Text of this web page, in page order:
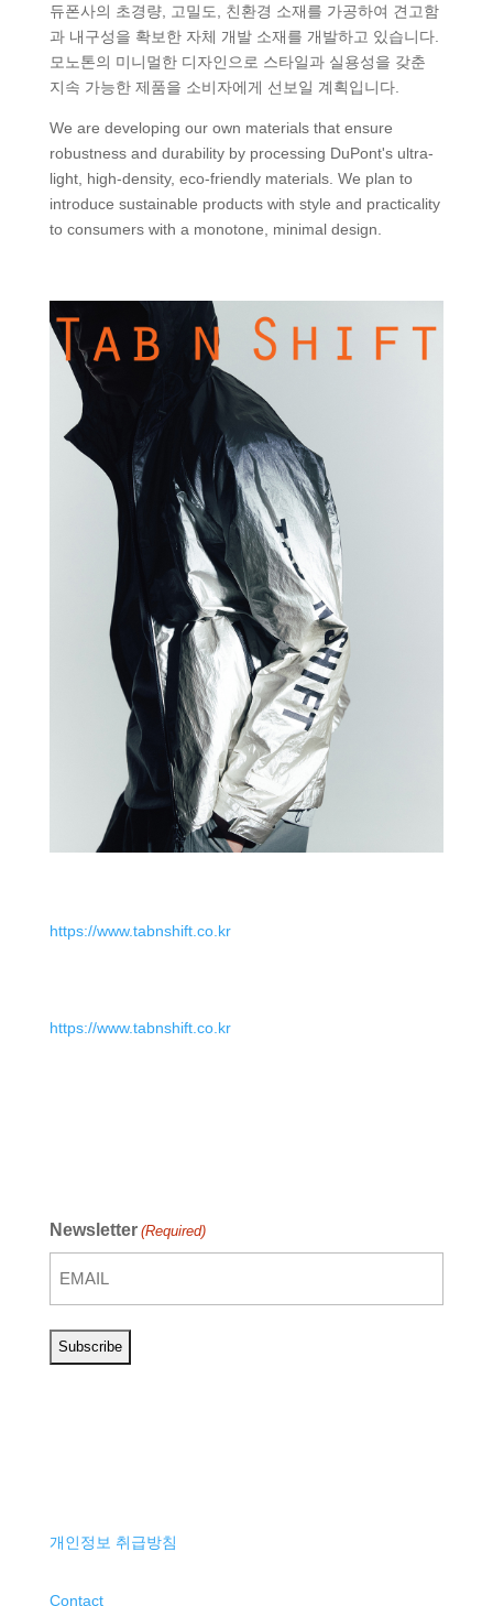
듀폰사의 초경량, 고밀도, 친환경 소재를 가공하여 견고함
과 내구성을 확보한 자체 개발 소재를 개발하고 있습니다.
모노톤의 미니멀한 디자인으로 스타일과 실용성을 갖춘
지속 가능한 제품을 소비자에게 선보일 계획입니다.
We are developing our own materials that ensure
robustness and durability by processing DuPont's ultra-
light, high-density, eco-friendly materials. We plan to
introduce sustainable products with style and practicality
to consumers with a monotone, minimal design.
https://www.tabnshift.co.kr
https://www.tabnshift.co.kr
Newsletter (Required)
개인정보 취급방침
Contact